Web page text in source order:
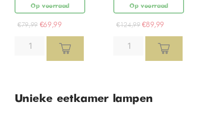
Op voorraad
€79,99 €69,99
Op voorraad
€124,99 €89,99